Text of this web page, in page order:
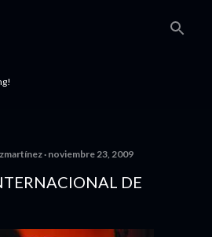
noviembre 23, 2009
DE